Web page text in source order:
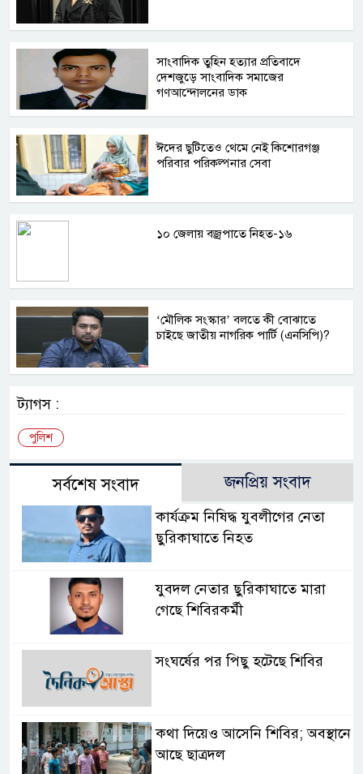
সাংবাদিক তুহিন হত্যার প্রতিবাদে
দেশজুড়ে সাংবাদিক সমাজের
গণআন্দোলনের ডাক
ঈদের ছুটিতেও থেমে নেই কিশোরগঞ্জ
পরিবার পরিকল্পনার সেবা
১০ জেলায় বজ্রপাতে নিহত-১৬
‘মৌলিক সংস্কার’ বলতে কী বোঝাতে
চাইছে জাতীয় নাগরিক পার্টি (এনসিপি)?
ট্যাগস :
পুলিশ
সর্বশেষ সংবাদ জনপ্রিয় সংবাদ
কার্যক্রম নিষিদ্ধ যুবলীগের নেতা
ছুরিকাঘাতে নিহত
যুবদল নেতার ছুরিকাঘাতে মারা
গেছে শিবিরকর্মী
সংঘর্ষের পর পিছু হটেছে শিবির
কথা দিয়েও আসেনি শিবির; অবস্থানে
আছে ছাত্রদল